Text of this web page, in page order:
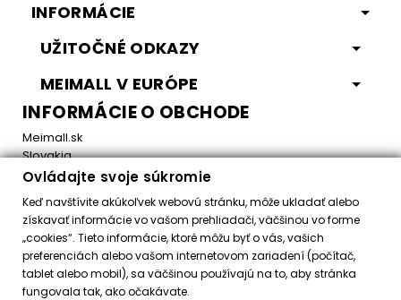
INFORMÁCIE
UŽITOČNÉ ODKAZY
MEIMALL V EURÓPE
INFORMÁCIE O OBCHODE
Meimall.sk
Slovakia
Email:office@meimall.sk
Control your Privacy
Ovládajte svoje súkromie
Keď navštívite akúkoľvek webovú stránku, môže ukladať alebo
získavať informácie vo vašom prehliadači, väčšinou vo forme
„cookies“. Tieto informácie, ktoré môžu byť o vás, vašich
preferenciách alebo vašom internetovom zariadení (počítač,
tablet alebo mobil), sa väčšinou používajú na to, aby stránka
fungovala tak, ako očakávate.